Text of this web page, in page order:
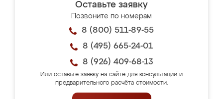
Оставьте заявку
Позвоните по номерам
8 (800) 511-89-55
8 (495) 665-24-01
8 (926) 409-68-13
Или оставьте заявку на сайте для консультации и
предварительного расчёта стоимости.